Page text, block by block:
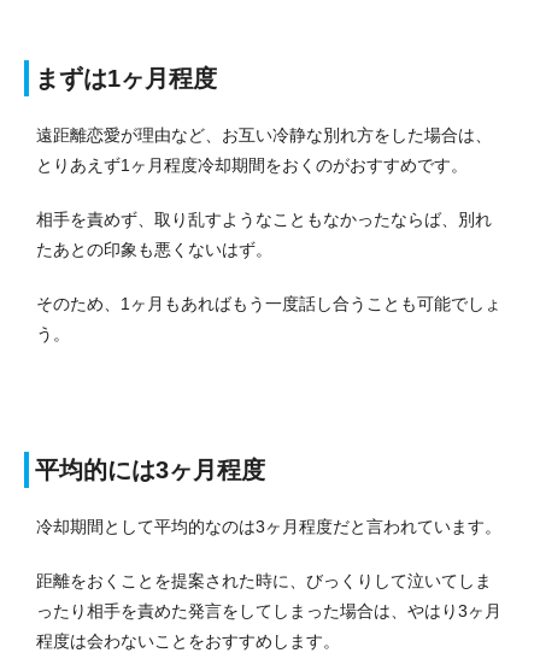
まずは1ヶ月程度
遠距離恋愛が理由など、お互い冷静な別れ方をした場合は、
とりあえず1ヶ月程度冷却期間をおくのがおすすめです。
相手を責めず、取り乱すようなこともなかったならば、別れ
たあとの印象も悪くないはず。
そのため、1ヶ月もあればもう一度話し合うことも可能でしょ
う。
平均的には3ヶ月程度
冷却期間として平均的なのは3ヶ月程度だと言われています。
距離をおくことを提案された時に、びっくりして泣いてしま
ったり相手を責めた発言をしてしまった場合は、やはり3ヶ月
程度は会わないことをおすすめします。